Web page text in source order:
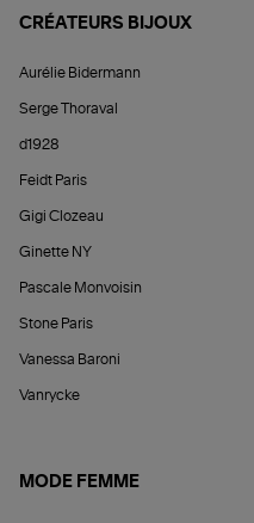
CRÉATEURS BIJOUX
Aurélie Bidermann
Serge Thoraval
d1928
Feidt Paris
Gigi Clozeau
Ginette NY
Pascale Monvoisin
Stone Paris
Vanessa Baroni
Vanrycke
MODE FEMME